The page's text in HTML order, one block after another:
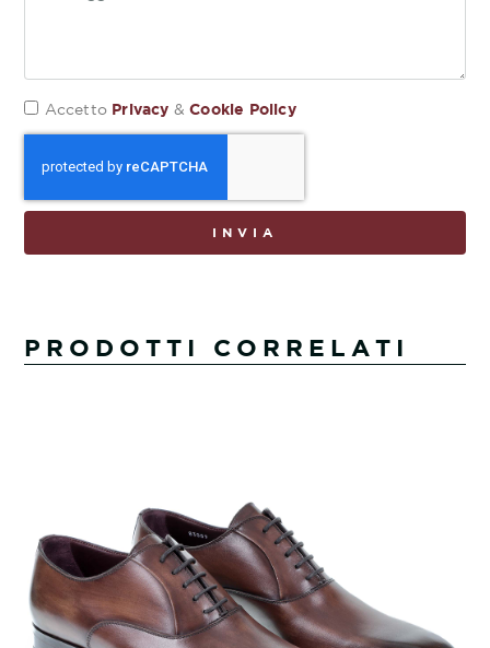
Accetto Privacy &Cookie Policy
INVIA
PRODOTTI CORRELATI